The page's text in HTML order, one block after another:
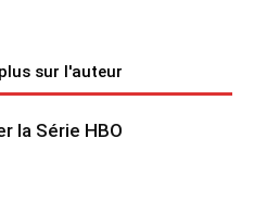
sur l'auteur
la Série HBO